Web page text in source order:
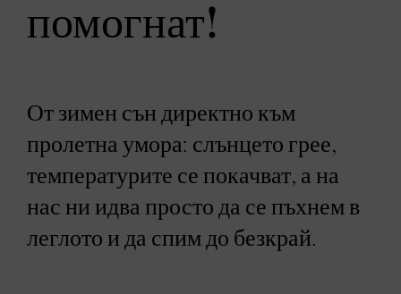
помогнат!
От зимен сън директно към
пролетна умора: слънцето грее,
температурите се покачват, а на
нас ни идва просто да се пъхнем в
леглото и да спим до безкрай.